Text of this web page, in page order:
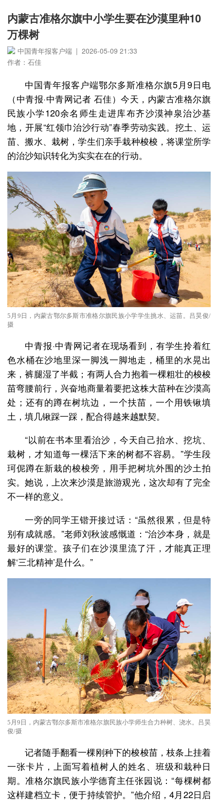
内蒙古准格尔旗中小学生要在沙漠里种10
万棵树
中国青年报客户端 | 2026-05-09 21:33
作者：石佳
中国青年报客户端鄂尔多斯准格尔旗5月9日电
（中青报·中青网记者 石佳）今天，内蒙古准格尔旗
民族小学120余名师生走进库布齐沙漠神泉治沙基
地，开展“红领巾治沙行动”春季劳动实践。挖土、运
苗、搬水、栽树，学生们亲手栽种梭梭，将课堂所学
的治沙知识转化为实实在在的行动。
5月9日，内蒙古鄂尔多斯市准格尔旗民族小学学生挑水、运苗。吕昊俊/
摄
中青报·中青网记者在现场看到，有学生拎着红
色水桶在沙地里深一脚浅一脚地走，桶里的水晃出
来，裤腿湿了半截；有两人合力抱着一棵粗壮的梭梭
苗弯腰前行，兴奋地商量着要把这株大苗种在沙漠高
处；还有的蹲在树坑边，一个扶苗，一个用铁锹填
土，填几锹踩一踩，配合得越来越默契。
“以前在书本里看治沙，今天自己抬水、挖坑、
栽树，才知道每一棵活下来的树都不容易。”学生段
珂伲蹲在新栽的梭梭旁，用手把树坑外围的沙土拍
实。她说，上次来沙漠是旅游观光，这次却有了完全
不一样的意义。
一旁的同学王锴开接过话：“虽然很累，但是特
别有成就感。”老师刘秋波感慨道：“治沙本身，就是
最好的课堂。孩子们在沙漠里流了汗，才能真正理
解‘三北精神’是什么。”
5月9日，内蒙古鄂尔多斯市准格尔旗民族小学师生合力种树、浇水。吕昊
俊/摄
记者随手翻看一棵刚种下的梭梭苗，枝条上挂着
一张卡片，上面写着植树人的姓名、班级和栽种日
期。准格尔旗民族小学德育主任张园说：“每棵树都
这样建档立卡，便于持续管护。”他介绍，4月22日启